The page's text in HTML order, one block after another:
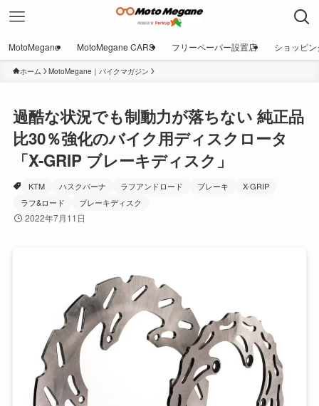
MotoMegane MotoMegane CARS フリーペーパー設置店 ショッピン
ホーム MotoMegane｜バイクマガジン
過酷な状況でも制動力が落ちない 純正品
比30％強化のバイク用ディスクロータ
「X-GRIP ブレーキディスク」
KTM ハスクバーナ ラフアンドロード ブレーキ
X-GRIP
ラフ&ロード
ブレーキディスク
2022年7月11日